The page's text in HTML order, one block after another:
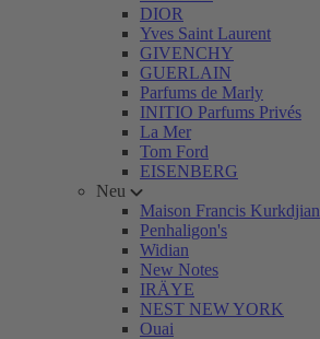
DIOR
Yves Saint Laurent
GIVENCHY
GUERLAIN
Parfums de Marly
INITIO Parfums Privés
La Mer
Tom Ford
EISENBERG
Neu
Maison Francis Kurkdjian
Penhaligon's
Widian
New Notes
IRÄYE
NEST NEW YORK
Ouai